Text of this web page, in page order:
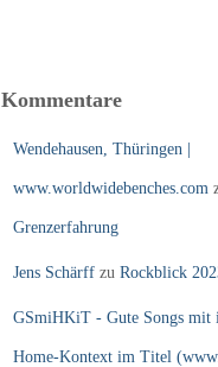
Kommentare
Wendehausen, Thüringen |
www.worldwidebenches.com
Grenzerfahrung
Jens Schärffzu Rockblick
GSmiHKiT - Gute Songs mit
Home-Kontext im Titel